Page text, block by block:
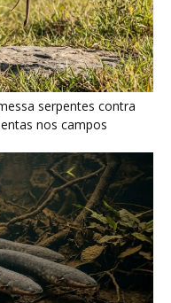
serpentes contra
nos campos